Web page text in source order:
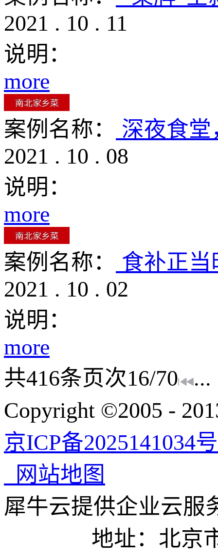
2021 . 10 . 11
说明：
more
案例名称：
深夜食
2021 . 10 . 08
说明：
more
案例名称：
食补正
2021 . 10 . 02
说明：
more
共416条页次16/70
...
Copyright ©2005 -
京ICP备2025141034
网站地图
犀牛云提供企业云服
地址：北京市东